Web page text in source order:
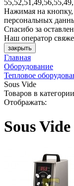
Нажимая на кнопку,
персональных
Спасибо за
Наш оператор
закрыть
Главная
Оборудование
Тепловое
Sous Vide
Товаров в категории
Отображать:
Sous Vide